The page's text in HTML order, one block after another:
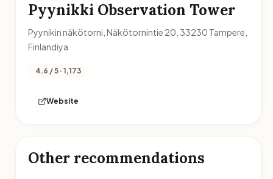
Pyynikki Observation Tower
Pyynikin näkötorni, Näkötornintie 20, 33230 Tampere,
Finlandiya
4.6 / 5 · 1,173
Website
Other recommendations